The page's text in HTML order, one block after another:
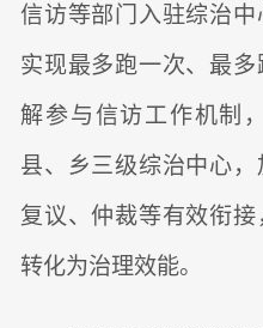
信访等部门入驻综治中
实现最多跑一次、最
解参与信访工作机制
县、乡三级综治中心，
复议、仲裁等有效衔
转化为治理效能。